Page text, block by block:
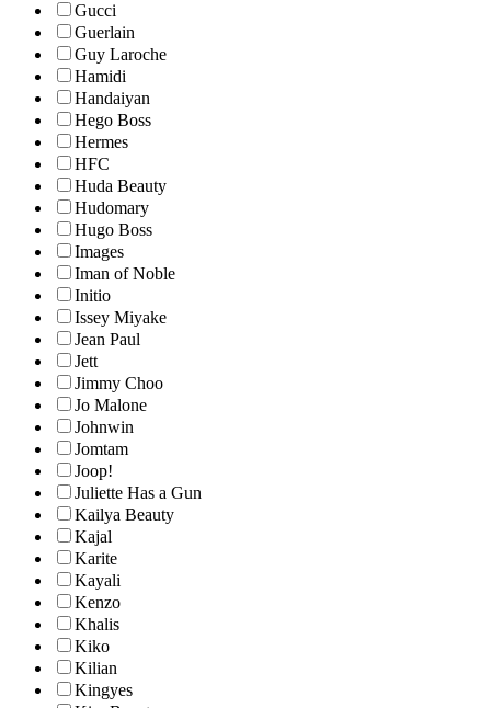
Gucci
Guerlain
Guy Laroche
Hamidi
Handaiyan
Hego Boss
Hermes
HFC
Huda Beauty
Hudomary
Hugo Boss
Images
Iman of Noble
Initio
Issey Miyake
Jean Paul
Jett
Jimmy Choo
Jo Malone
Johnwin
Jomtam
Joop!
Juliette Has a Gun
Kailya Beauty
Kajal
Karite
Kayali
Kenzo
Khalis
Kiko
Kilian
Kingyes